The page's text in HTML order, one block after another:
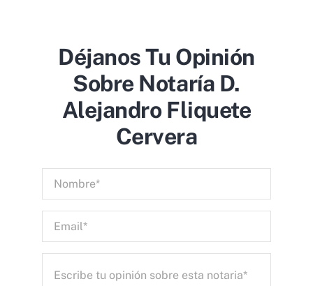
Déjanos Tu Opinión
Sobre Notaría D.
Alejandro Fliquete
Cervera